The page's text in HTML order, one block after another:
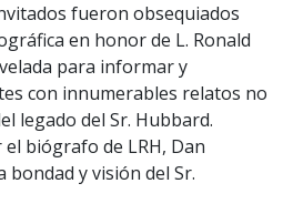
fueron obsequiados
en honor de L. Ronald
para informar y
con innumerables relatos no
legado del Sr. Hubbard.
biógrafo de LRH, Dan
bondad y visión del Sr.